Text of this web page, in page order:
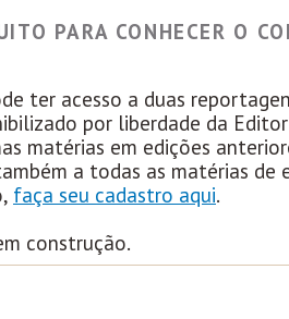
PARA CONHECER O
ter acesso a duas
por liberdade da
matérias em edições
a todas as matérias de
faça seu cadastro aqui.
construção.